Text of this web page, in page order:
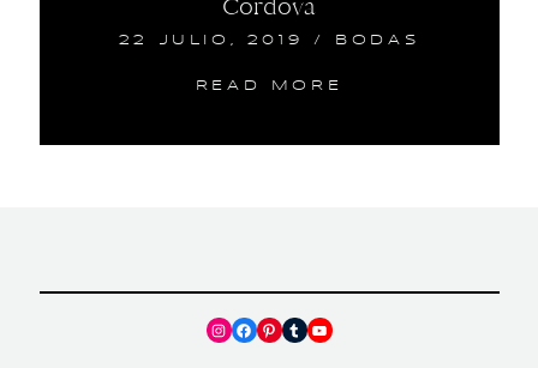
Cordova
22 JULIO, 2019 / BODAS
READ MORE
Instagram
Facebook
Pinterest
TumblrYouTube